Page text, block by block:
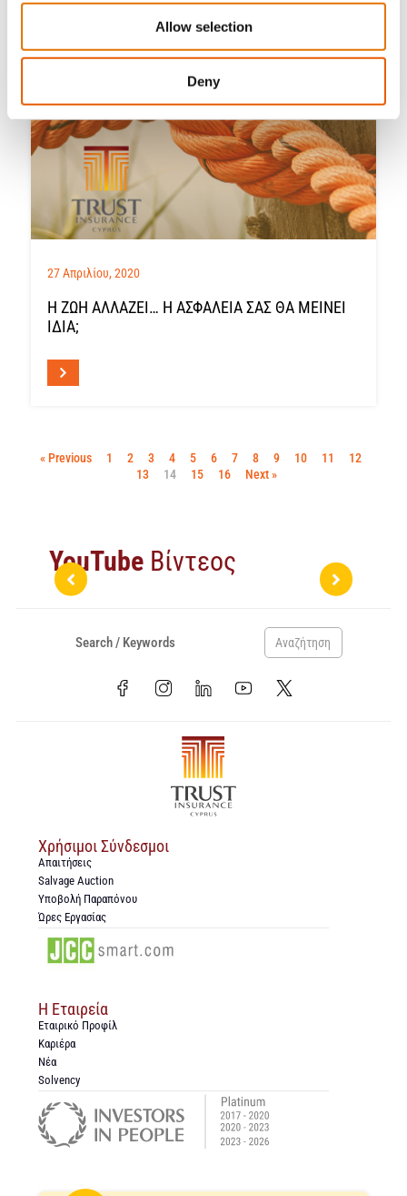
Allow selection
Deny
27 Απριλίου, 2020
Η ΖΩΉ ΑΛΛΆΖΕΙ… Η ΑΣΦΆΛΕΙΆ ΣΑΣ ΘΑ ΜΕΊΝΕΙ
ΊΔΙΑ;
« Previous 1 2 3 4 5 6 7 8 9 10 11
12
13
14 15 16 Next »
YouTubeΒίντεος
Αναζήτηση
Χρήσιμοι Σύνδεσμοι
Απαιτήσεις
Salvage Auction
Υποβολή Παραπόνου
Ώρες Εργασίας
Η Εταιρεία
Εταιρικό Προφίλ
Καριέρα
Νέα
Solvency